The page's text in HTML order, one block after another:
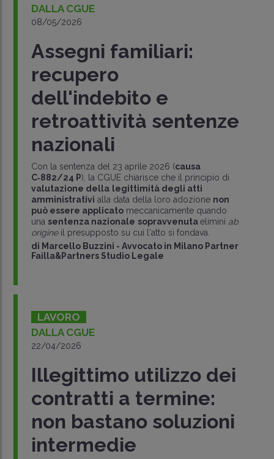
DALLA CGUE
08/05/2026
Assegni familiari:
recupero
dell'indebito e
retroattività sentenze
nazionali
Con la sentenza del 23 aprile 2026 (causa
C‑882/24 P), la CGUE chiarisce che il principio di
valutazione della legittimità degli atti
amministrativi alla data della loro adozione non
può essere applicatomeccanicamente quando
una sentenza nazionale sopravvenutaelimini ab
origineil presupposto su cui l'atto si fondava.
di Marcello Buzzini - Avvocato in Milano Partner
Failla&Partners Studio Legale
LAVORO
DALLA CGUE
22/04/2026
Illegittimo utilizzo dei
contratti a termine:
non bastano soluzioni
intermedie